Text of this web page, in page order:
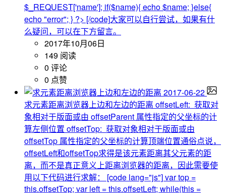
$_REQUEST['name']; if($name){ echo $name; }else{
echo "error"; } ?> [/code]大家可以自行尝试，如果有什
么疑问，可以在下方留言。
2017年10月06日
149 阅读
0 评论
0 点赞
2017-06-22
求元素距离浏览器上边和左边的距离 offsetLeft: 获取对
象相对于版面或由 offsetParent 属性指定的父坐标的计
算左侧位置 offsetTop: 获取对象相对于版面或由
offsetTop 属性指定的父坐标的计算顶端位置通俗点说，
offsetLeft和offsetTop求得是该元素距离其父元素的距
离，而不是真正意义上距离浏览器的距离，因此需要使
用以下代码进行求解： [code lang="js"] var top =
this.offsetTop; var left = this.offsetLeft; while(this =